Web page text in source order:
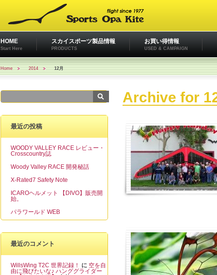
HOME
Start Here
スカイスポーツ製品情報
PRODUCTS
お買い得情報
USED & CAMPAIGN
Home 2014 12月
最近の投稿
WOODY VALLEY RACE レビュー・
Crosscountry誌
Woody Valley RACE 開発秘話
X-Rated7 Safety Note
ICAROヘルメット 【DIVO】販売開
始。
パラワールド WEB
最近のコメント
WillsWing T2C 世界記録！ に 空を自
由に飛びたいな♪ ハンググライダー
Archive for